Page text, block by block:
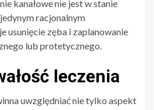
kanałowe nie jest w stanie
racjonalnym
usunięcie zęba i zaplanowanie
lub protetycznego.
leczenia
uwzględniać nie tylko aspekt